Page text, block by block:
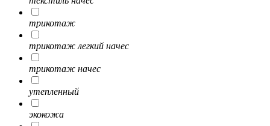
трикотаж
трикотаж легкий начес
трикотаж начес
утепленный
экокожа